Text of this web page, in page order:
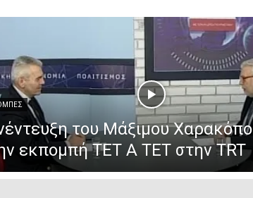
του Μάξιμου
εκπομπή ΤΕΤ Α ΤΕΤ στην TRT